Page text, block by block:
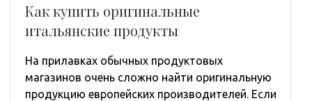
Как купить оригинальные
итальянские продукты
На прилавках обычных продуктовых
магазинов очень сложно найти оригинальную
продукцию европейских производителей. Если